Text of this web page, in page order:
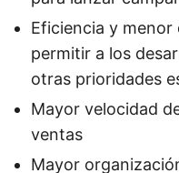
Eficiencia y
permitir a los
otras prioridades
Mayor velocidad
ventas
Mayor